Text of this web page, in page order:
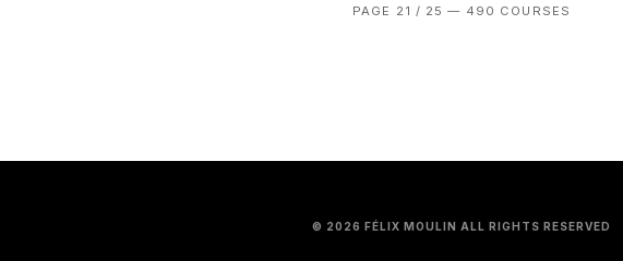
PAGE 21 / 25 — 490 COURSES
© 2026 FÉLIX MOULIN ALL RIGHTS RESERVED